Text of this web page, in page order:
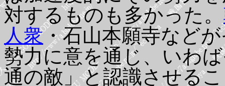
対するものも多かった。
人衆・石山本願寺など
勢力に意を通じ、いわ
通の敵」と認識させる